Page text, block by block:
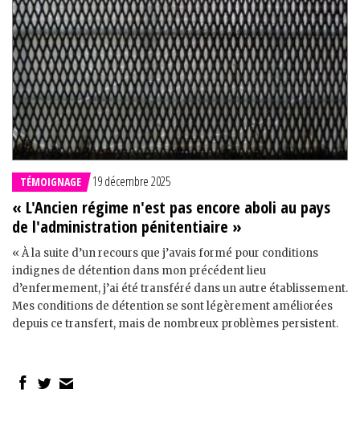
TÉMOIGNAGE 19 décembre 2025
« L'Ancien régime n'est pas encore aboli au pays
de l'administration pénitentiaire »
« À la suite d’un recours que j’avais formé pour conditions
indignes de détention dans mon précédent lieu
d’enfermement, j’ai été transféré dans un autre établissement.
Mes conditions de détention se sont légèrement améliorées
depuis ce transfert, mais de nombreux problèmes persistent.